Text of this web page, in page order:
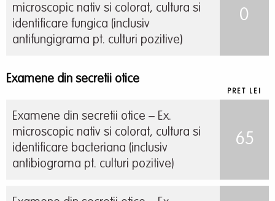
microscopic nativ si colorat, cultura si
identificare fungica (inclusiv
antifungigrama pt. culturi pozitive)
0
Examene din secretii otice
PRET LEI
Examene din secretii otice – Ex.
microscopic nativ si colorat, cultura si
identificare bacteriana (inclusiv
antibiograma pt. culturi pozitive)
65